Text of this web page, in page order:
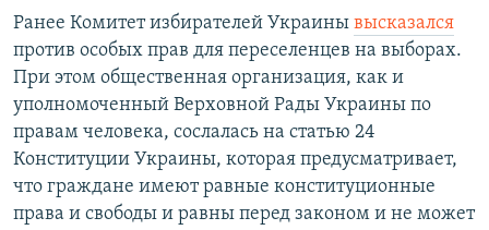
Ранее Комитет избирателей Украины высказался
против особых прав для переселенцев на выборах.
При этом общественная организация, как и
уполномоченный Верховной Рады Украины по
правам человека, сослалась на статью 24
Конституции Украины, которая предусматривает,
что граждане имеют равные конституционные
права и свободы и равны перед законом и не может